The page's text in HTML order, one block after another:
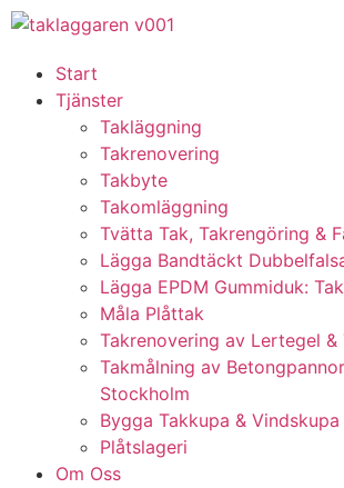
Start
Tjänster
Takläggning
Takrenovering
Takbyte
Takomläggning
Tvätta Tak, Takrengöring &
Lägga Bandtäckt
Lägga EPDM Gummiduk:
Måla Plåttak
Takrenovering av Lertegel
Takmålning av
Stockholm
Bygga Takkupa & Vindskupa
Plåtslageri
Om Oss